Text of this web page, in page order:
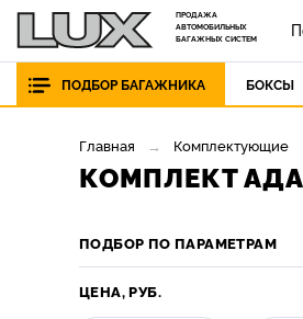
ПРОДАЖА
АВТОМОБИЛЬНЫХ
БАГАЖНЫХ СИСТЕМ
ПОДБОР БАГАЖНИКА БОКСЫ
Главная Комплектующие
КОМПЛЕКТ
ПОДБОР ПО ПАРАМЕТРАМ
ЦЕНА, РУБ.